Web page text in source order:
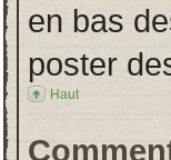
en bas
poster
Haut